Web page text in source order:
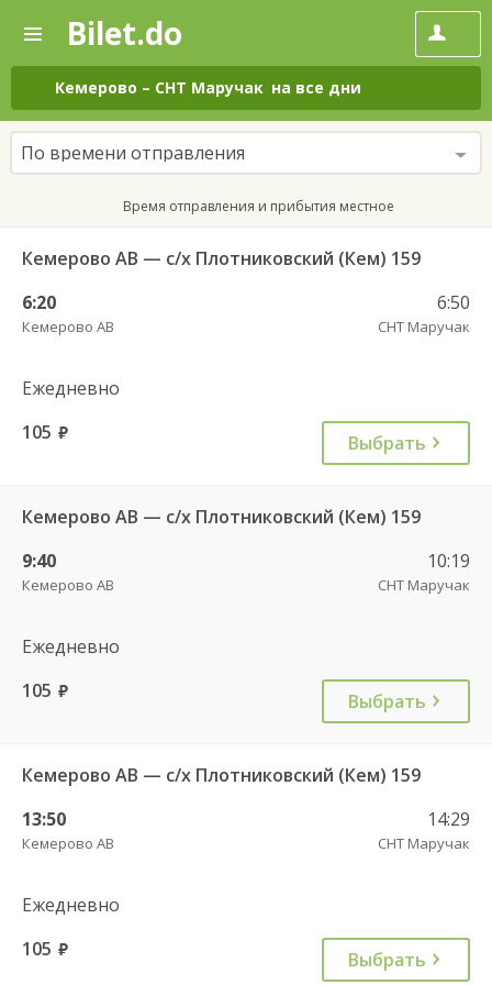
—
Поиск
и
покупка
билетов
на
автобус
онлайн
Bilet.do
Кемерово – СНТ Маручак на все дни
По времени отправления
Время отправления и прибытия местное
Кемерово АВ — с/х Плотниковский (Кем) 159
6:20
Кемерово АВ
6:50
СНТ Маручак
Ежедневно
105 руб. Выбрать
Кемерово АВ — с/х Плотниковский (Кем) 159
9:40
Кемерово АВ
10:19
СНТ Маручак
Ежедневно
105 руб. Выбрать
Кемерово АВ — с/х Плотниковский (Кем) 159
13:50
Кемерово АВ
14:29
СНТ Маручак
Ежедневно
105 руб. Выбрать